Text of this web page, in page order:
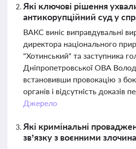
Які ключові рішення
антикорупційний суд у
ВАКС виніс виправдувальні
директора національного
"Хотинський" та заступника
Дніпропетровської ОВА
встановивши провокацію з
органів і відсутність доказів
Джерело
Які кримінальні
зв’язку з воєнними